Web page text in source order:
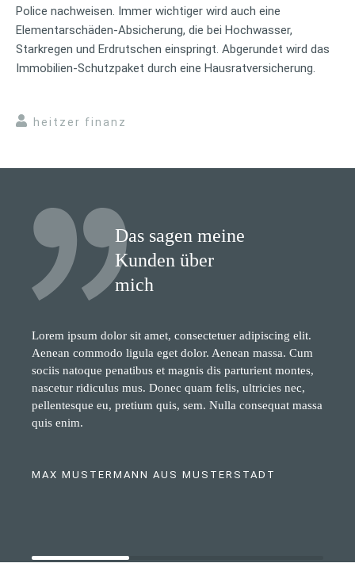
Police nachweisen. Immer wichtiger wird auch eine
Elementarschäden-Absicherung, die bei Hochwasser,
Starkregen und Erdrutschen einspringt. Abgerundet wird das
Immobilien-Schutzpaket durch eine Hausratversicherung.
heitzer finanz
Das sagen meine
Kunden über
mich
Lorem ipsum dolor sit amet, consectetuer adipiscing elit.
Aenean commodo ligula eget dolor. Aenean massa. Cum
sociis natoque penatibus et magnis dis parturient montes,
nascetur ridiculus mus. Donec quam felis, ultricies nec,
pellentesque eu, pretium quis, sem. Nulla consequat massa
quis enim.
MAX MUSTERMANN AUS MUSTERSTADT